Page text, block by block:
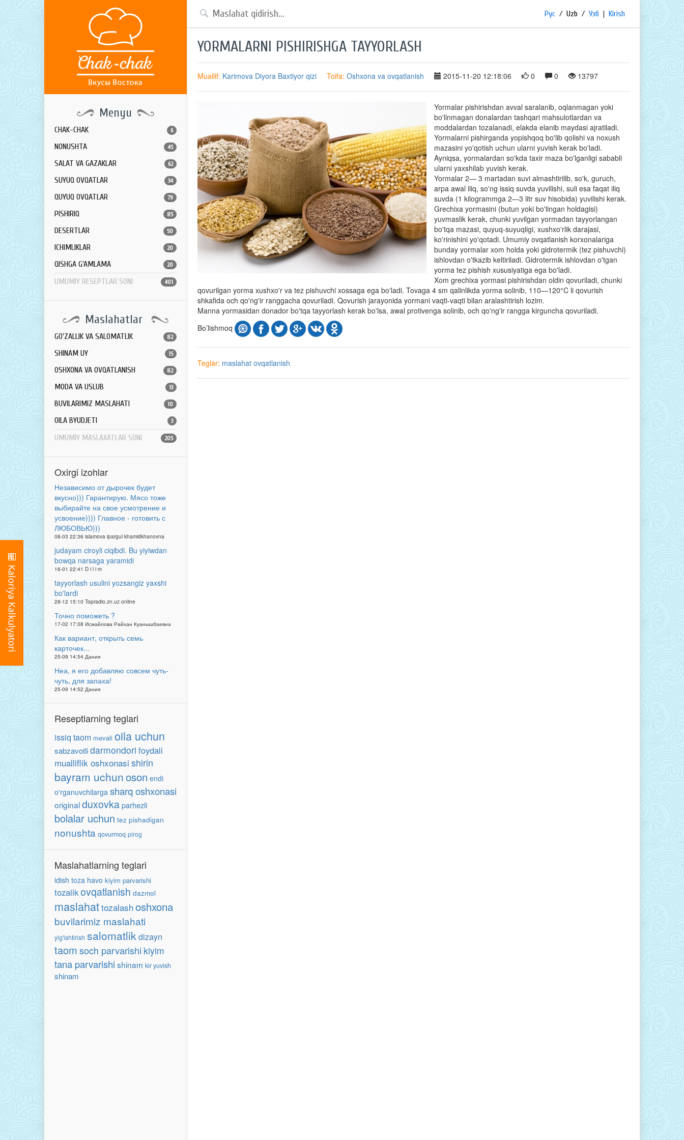
Menyu
CHAK-CHAK 6
NONUSHTA 45
SALAT VA GAZAKLAR 62
SUYUQ OVQATLAR 34
QUYUQ OVQATLAR 79
PISHIRIQ 85
DESERTLAR 50
ICHIMLIKLAR 20
QISHGA G'AMLAMA 20
UMUMIY RESEPTLAR SONI 401
Maslahatlar
GO'ZALLIK VA SALOMATLIK 82
SHINAM UY 15
OSHXONA VA OVQATLANISH 82
MODA VA USLUB 13
BUVILARIMIZ MASLAHATI 10
OILA BYUDJETI 3
UMUMIY MASLAXATLAR SONI 205
Oxirgi izohlar
Независимо от дырочек будет
вкусно))) Гарантирую. Мясо тоже
выбирайте на свое усмотрение и
усвоение)))) Главное - готовить с
ЛЮБОВЬЮ)))
08-03 22:36 islamova ipargul khamidkhanovna
judayam ciroyli ciqibdi. Bu yiyiwdan
bowqa narsaga yaramidi
16-01 22:41 D i l i m
tayyorlash usulini yozsangiz yaxshi
bo'lardi
28-12 15:10 Topradio.zn.uz online
Точно поможеть ?
17-02 17:08 Исмайлова Райхан Куанышбаевна
Как вариант, открыть семь
карточек...
25-09 14:54 Дания
Неа, я его добавляю совсем чуть-
чуть, для запаха!
25-09 14:52 Дания
Reseptlarning teglari
issiq taom mevali oila uchun
sabzavotlidarmondori foydali
mualliflik oshxonasi shirin
bayram uchunoson endi
o'rganuvchilarga sharq oshxonasi
originalduxovkaparhezli
bolalar uchun tez pishadigan
nonushta qovurmoq pirog
Maslahatlarning teglari
idish toza havo kiyim parvarishi
tozalikovqatlanish dazmol
maslahattozalashoshxona
buvilarimiz maslahati
yig'ishtirish salomatlikdizayn
taomsoch parvarishi kiyim
tana parvarishi shinam kir yuvish
shinam
Рус / Uzb / Узб | Kirish
YORMALARNI PISHIRISHGA TAYYORLASH
Muallif: Karimova Diyora Baxtiyor qizi Toifa: Oshxona va ovqatlanish 2015-11-20 12:18:06 0 0 13797
Yormalar pishirishdan avval saralanib, oqlanmagan yoki
bo'linmagan donalardan tashqari mahsulotlardan va
moddalardan tozalanadi, elakda elanib maydasi ajratiladi.
Yormalarni pishirganda yopishqoq bo'lib qolishi va noxush
mazasini yo'qotish uchun ularni yuvish kerak bo'ladi.
Ayniqsa, yormalardan so'kda taxir maza bo'lganligi sababli
ularni yaxshilab yuvish kerak.
Yormalar 2— 3 martadan suvi almashtirilib, so'k, guruch,
arpa awal iliq, so'ng issiq suvda yuvilishi, suli esa faqat iliq
suvda (1 kilogrammga 2—3 litr suv hisobida) yuvilishi kerak.
Grechixa yormasini (butun yoki bo'lingan holdagisi)
yuvmaslik kerak, chunki yuvilgan yormadan tayyorlangan
bo'tqa mazasi, quyuq-suyuqligi, xushxo'rlik darajasi,
ko'rinishini yo'qotadi. Umumiy ovqatlanish korxonalariga
bunday yormalar xom holda yoki gidrotermik (tez pishuvchi)
ishlovdan o'tkazib keltiriladi. Gidrotermik ishlovdan o'tgan
yorma tez pishish xususiyatiga ega bo'ladi.
Xom grechixa yormasi pishirishdan oldin qovuriladi, chunki
qovurilgan yorma xushxo'r va tez pishuvchi xossaga ega bo'ladi. Tovaga 4 sm qalinlikda yorma solinib, 110—120°C li qovurish
shkafida och qo'ng'ir ranggacha qovuriladi. Qovurish jarayonida yormani vaqti-vaqti bilan aralashtirish lozim.
Manna yormasidan donador bo'tqa tayyorlash kerak bo'lsa, awal protivenga solinib, och qo'ng'ir rangga kirguncha qovuriladi.
Bo’lishmoq
Teglar: maslahat ovqatlanish